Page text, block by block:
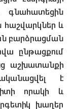
գնահատեցին
հաշվարկներ և
բարձրացման
ընթացքում
աշխատանքի
է
որակի և
խաղեր